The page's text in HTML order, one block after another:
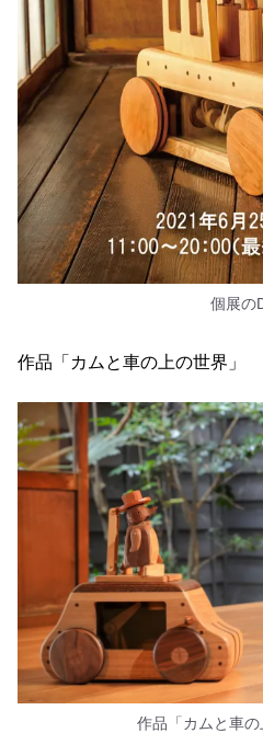
個展の
作品「カムと車の上の世界」
作品「カムと車の